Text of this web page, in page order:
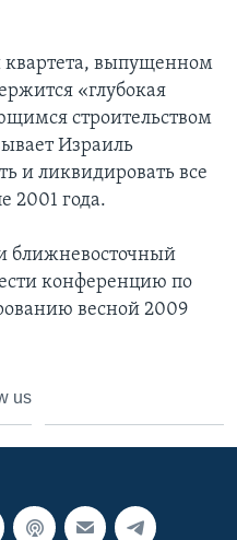
квартета, выпущенном
«глубокая
строительством
Израиль
и ликвидировать все
2001 года.
ближневосточный
конференцию по
весной 2009
us